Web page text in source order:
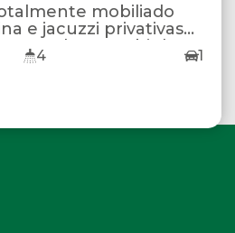
mobiliado
e jacuzzi privativas
Grande - Bombinhas
4 1